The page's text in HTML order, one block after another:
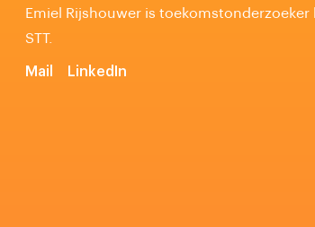
Emiel Rijshouwer is toekomstonderzoeker
STT.
Mail LinkedIn